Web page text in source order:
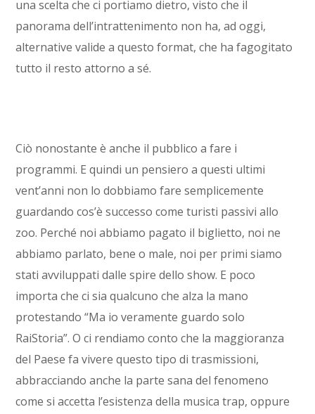
una scelta che ci portiamo dietro, visto che il
panorama dell’intrattenimento non ha, ad oggi,
alternative valide a questo format, che ha fagogitato
tutto il resto attorno a sé.
Ciò nonostante è anche il pubblico a fare i
programmi. E quindi un pensiero a questi ultimi
vent’anni non lo dobbiamo fare semplicemente
guardando cos’è successo come turisti passivi allo
zoo. Perché noi abbiamo pagato il biglietto, noi ne
abbiamo parlato, bene o male, noi per primi siamo
stati avviluppati dalle spire dello show. E poco
importa che ci sia qualcuno che alza la mano
protestando “Ma io veramente guardo solo
RaiStoria”. O ci rendiamo conto che la maggioranza
del Paese fa vivere questo tipo di trasmissioni,
abbracciando anche la parte sana del fenomeno
come si accetta l’esistenza della musica trap, oppure